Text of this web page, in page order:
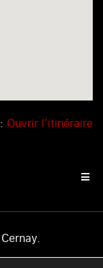
Ouvrir l’itinéraire